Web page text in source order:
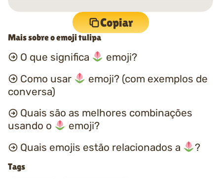
Copiar
Mais sobre o emoji tulipa
O que significa
emoji?
Como usar
emoji? (com exemplos de
conversa)
Quais são as melhores combinações
usando o
emoji?
Quais emojis estão relacionados a
?
Tags